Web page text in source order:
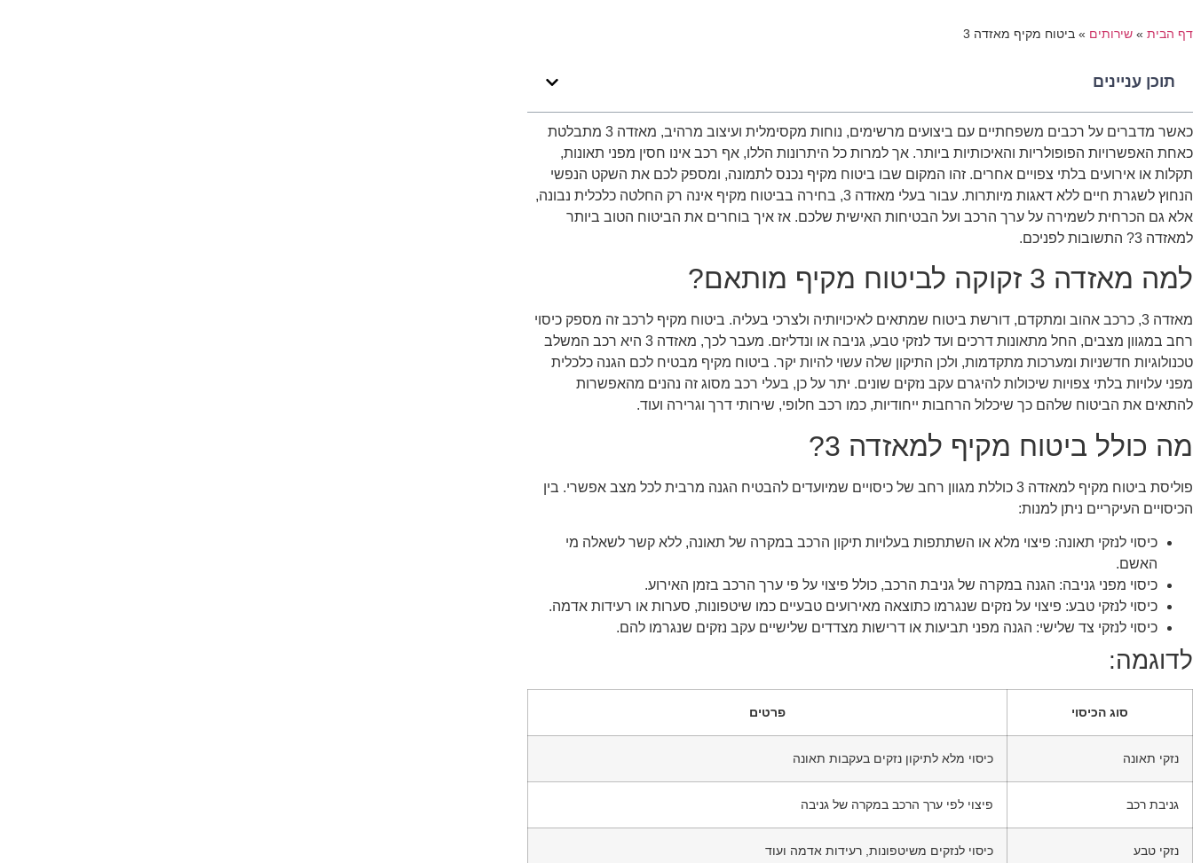
דף הבית » שירותים » ביטוח מקיף מאזדה 3
תוכן עניינים
כאשר מדברים על רכבים משפחתיים עם ביצועים מרשימים, נוחות מקסימלית ועיצוב מרהיב, מאזדה 3 מתבלטת
כאחת האפשרויות הפופולריות והאיכותיות ביותר. אך למרות כל היתרונות הללו, אף רכב אינו חסין מפני תאונות,
תקלות או אירועים בלתי צפויים אחרים. זהו המקום שבו ביטוח מקיף נכנס לתמונה, ומספק לכם את השקט הנפשי
הנחוץ לשגרת חיים ללא דאגות מיותרות. עבור בעלי מאזדה 3, בחירה בביטוח מקיף אינה רק החלטה כלכלית נבונה,
אלא גם הכרחית לשמירה על ערך הרכב ועל הבטיחות האישית שלכם. אז איך בוחרים את הביטוח הטוב ביותר
למאזדה 3? התשובות לפניכם.
למה מאזדה 3 זקוקה לביטוח מקיף מותאם?
מאזדה 3, כרכב אהוב ומתקדם, דורשת ביטוח שמתאים לאיכויותיה ולצרכי בעליה. ביטוח מקיף לרכב זה מספק כיסוי
רחב במגוון מצבים, החל מתאונות דרכים ועד לנזקי טבע, גניבה או ונדליזם. מעבר לכך, מאזדה 3 היא רכב המשלב
טכנולוגיות חדשניות ומערכות מתקדמות, ולכן התיקון שלה עשוי להיות יקר. ביטוח מקיף מבטיח לכם הגנה כלכלית
מפני עלויות בלתי צפויות שיכולות להיגרם עקב נזקים שונים. יתר על כן, בעלי רכב מסוג זה נהנים מהאפשרות
להתאים את הביטוח שלהם כך שיכלול הרחבות ייחודיות, כמו רכב חלופי, שירותי דרך וגרירה ועוד.
מה כולל ביטוח מקיף למאזדה 3?
פוליסת ביטוח מקיף למאזדה 3 כוללת מגוון רחב של כיסויים שמיועדים להבטיח הגנה מרבית לכל מצב אפשרי. בין
הכיסויים העיקריים ניתן למנות:
כיסוי לנזקי תאונה: פיצוי מלא או השתתפות בעלויות תיקון הרכב במקרה של תאונה, ללא קשר לשאלה מי
האשם.
כיסוי מפני גניבה: הגנה במקרה של גניבת הרכב, כולל פיצוי על פי ערך הרכב בזמן האירוע.
כיסוי לנזקי טבע: פיצוי על נזקים שנגרמו כתוצאה מאירועים טבעיים כמו שיטפונות, סערות או רעידות אדמה.
כיסוי לנזקי צד שלישי: הגנה מפני תביעות או דרישות מצדדים שלישיים עקב נזקים שנגרמו להם.
לדוגמה:
סוג הכיסוי פרטים
נזקי תאונה כיסוי מלא לתיקון נזקים בעקבות תאונה
גניבת רכב פיצוי לפי ערך הרכב במקרה של גניבה
נזקי טבע כיסוי לנזקים משיטפונות, רעידות אדמה ועוד